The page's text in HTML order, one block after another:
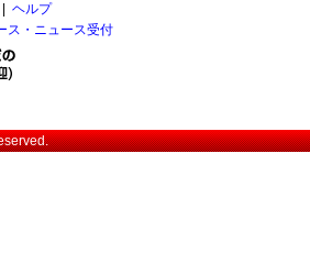
ヘルプ
ス・ニュース受付